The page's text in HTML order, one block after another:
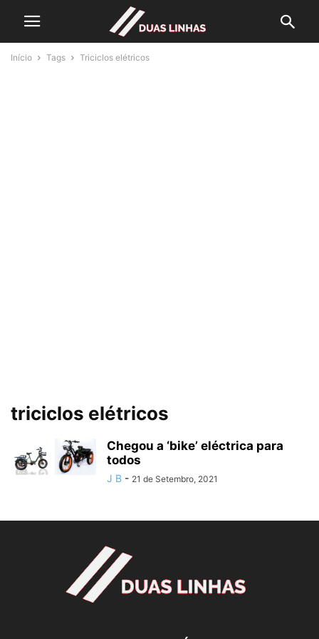
Início Tags Triciclos elétricos
triciclos elétricos
Chegou a ‘bike’ eléctrica para
todos
J B - 21 de Setembro, 2021